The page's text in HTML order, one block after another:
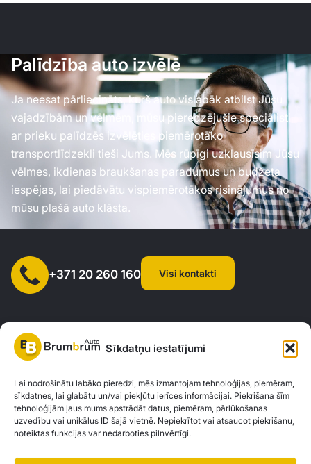
Sīkdatņu iestatījumi
Lai nodrošinātu labāko pieredzi, mēs izmantojam tehnoloģijas, piemēram,
sīkdatnes, lai glabātu un/vai piekļūtu ierīces informācijai. Piekrišana šīm
tehnoloģijām ļaus mums apstrādāt datus, piemēram, pārlūkošanas
uzvedību vai unikālus ID šajā vietnē. Nepiekrītot vai atsaucot piekrišanu,
noteiktas funkcijas var nedarboties pilnvērtīgi.
Palīdzība auto izvēlē
Ja neesat pārliecināts, kurš auto vislabāk atbilst Jūsu
vajadzībām un vēlmēm, mūsu pieredzējušie speciālisti
ar prieku palīdzēs izvēlēties piemērotāko
transportlīdzekli tieši Jums. Mēs rūpīgi uzklausīsim Jūsu
vēlmes, ikdienas braukšanas paradumus un budžeta
iespējas, lai piedāvātu vispiemērotākos risinājumus no
mūsu plašā auto klāsta.
+371 20 260 160 Visi kontakti
SIA "AUTOCLICK", Reģ. Nr. 40203371960, Adrese: Mazjumpravas
iela 77, Rīga, LV-1063 |20260160
Privātuma politikaKontakti